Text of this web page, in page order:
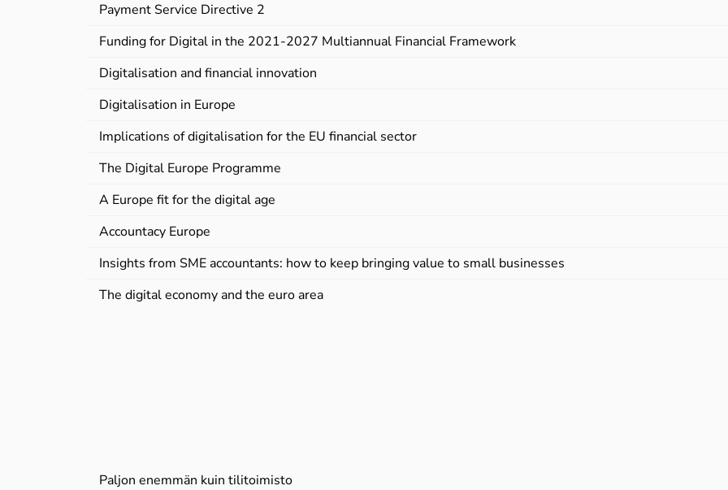
Payment Service Directive 2
Funding for Digital in the 2021-2027 Multiannual Financial Framework
Digitalisation and financial innovation
Digitalisation in Europe
Implications of digitalisation for the EU financial sector
The Digital Europe Programme
A Europe fit for the digital age
Accountacy Europe
Insights from SME accountants: how to keep bringing value to small businesses
The digital economy and the euro area
Paljon enemmän kuin tilitoimisto